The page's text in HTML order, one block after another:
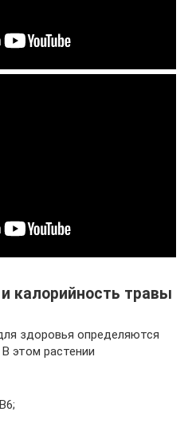
калорийность травы
здоровья определяются
этом растении